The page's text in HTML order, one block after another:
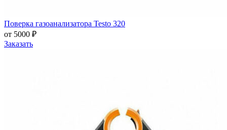
Поверка газоанализатора Testo 320
от 5000 ₽
Заказать